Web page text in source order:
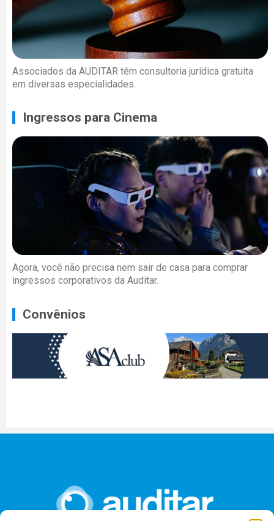
Associados da AUDITAR têm consultoria jurídica gratuita
em diversas especialidades.
Ingressos para Cinema
Agora, você não precisa nem sair de casa para comprar
ingressos corporativos da Auditar.
Convênios